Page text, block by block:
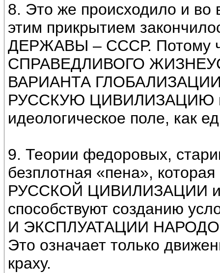
8. Это же происходило и
этим прикрытием
ДЕРЖАВЫ – СССР. Потому
СПРАВЕДЛИВОГО
ВАРИАНТА ГЛОБАЛИЗАЦИИ.
РУССКУЮ ЦИВИЛИЗАЦИЮ в
идеологическое поле, как
9. Теории федоровых,
безплотная «пена»,
РУССКОЙ ЦИВИЛИЗАЦИИ и
способствуют созданию
И ЭКСПЛУАТАЦИИ
Это означает только
краху.